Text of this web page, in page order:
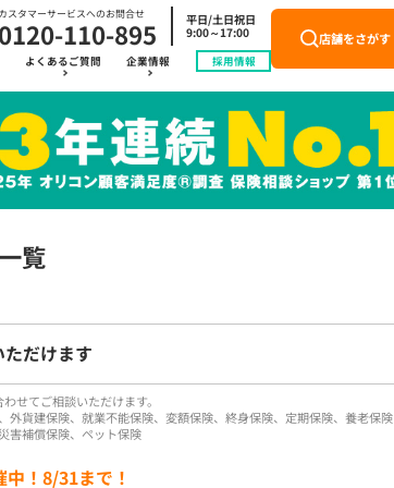
カスタマーサービスへのお問合せ
110-895
平日/土日祝日
9:00～17:00
よくあるご質問 企業情報 採用情報
店舗をさがす
覧
だけます
せてご相談いただけます。
貨建保険、就業不能保険、変額保険、終身保険、定期保険、養老保険
害補償保険、ペット保険
！8/31まで！